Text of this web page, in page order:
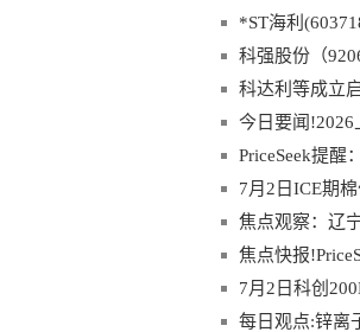
*ST海利
科强股份（
科达利等成立
今日要闻!2026
永赢增员31人
PriceSeek提醒
7月2日ICE期
焦点观察：辽
焦点快报
7月2日科创
技-速读
每日观点:锌离